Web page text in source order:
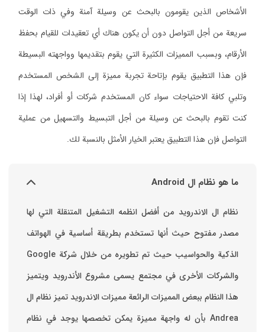
الأشخاص الذين يقومون بالبحث عن وسيلة آمنة وفي ذات الوقت
سريعة من أجل التواصل دون أن يكون هناك أي تعقيدات للقيام بحفظ
الأرقام، وبسبب المميزات الكثيرة التي يقوم بتقديمها وواجهته البسيطة
فإن هذا التطبيق يقوم بإتاحة تجربة مميزة إلى الشخص المستخدم
وتلبي كافة الاحتياجات سواء كان المستخدم شركات أو أفراد، لهذا إذا
كنت تقوم بالبحث عن وسيلة من أجل التبسيط والتسهيل من عملية
التواصل فإن هذا التطبيق يعتبر الخيار الأمثل بالنسبة لك.
ما هو نظام ال Android
نظام ال الاندرويد من أفضل انظمه التشغيل المتنقلة التي لها
مصدر مفتوح حيث أنها تستخدم بطريقة أساسية في الهواتف
والشركات الأخرى في مجتمع يسمى مشروع الأندرويد ويتميز
هذا النظام ببعض المميزات الرائعة ‏مميزات الاندرويد ‏تميز نظام ال
Andrea بأن له واجهة مميزة يمكن تخصصها ‏يوجد في نظام